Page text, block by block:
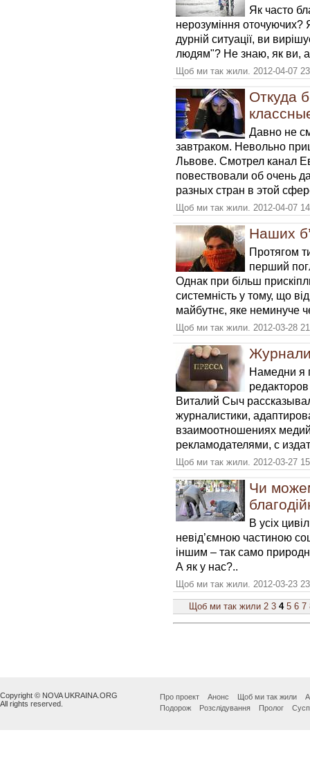
Як часто
нерозуміння оточуючих?
дурній ситуації, ви
людям"? Не знаю, як ви,
Щоб ми так жили. 2012-04-07
Откуда
Давно не
завтраком. Невольно
Львове. Смотрел канал
повествовали об очень
разных стран в этой
Щоб ми так жили. 2012-04-07
Наших
Протягом
перший
Однак при більш
системність у тому, що
майбутнє, яке неминуче
Щоб ми так жили. 2012-03-28
Намедни я
Виталий Сыч
журналистики,
взаимоотношениях
рекламодателями, с
Щоб ми так жили. 2012-03-27
Чи
В усіх
невід’ємною частиною
іншим – так само
А як у нас?..
Щоб ми так жили. 2012-03-23
Щоб ми так жили 2 3 4 5 6 7
Copyright © NOVA UKRAINA.ORG
All rights reserved.
Про проект Анонс Щоб ми так жили
Подорож
Розслідування Пролог